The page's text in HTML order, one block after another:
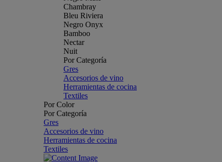
Chambray
Bleu Riviera
Negro Onyx
Bamboo
Nectar
Nuit
Por Categoría
Gres
Accesorios de vino
Herramientas de cocina
Textiles
Por Color
Por Categoría
Gres
Accesorios de vino
Herramientas de cocina
Textiles